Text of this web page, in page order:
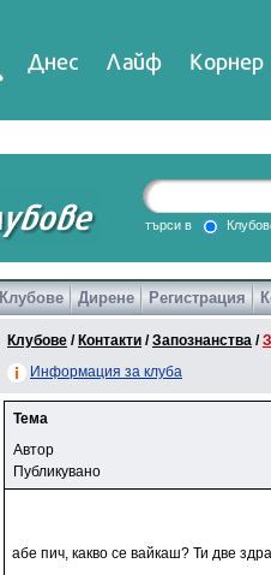
Днес Лайф Корнер
търси в
Клубове Дирене Регистрация
Клубове / Контакти /Запознанства /
Информация за клуба
Тема
Автор
Публикувано
абе пич, какво се вайкаш? Ти две